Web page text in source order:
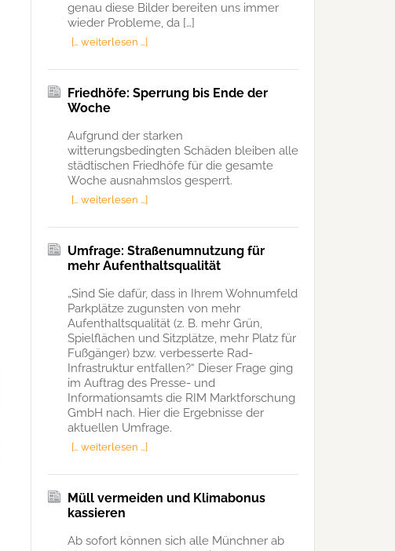
genau diese Bilder bereiten uns immer
wieder Probleme, da […]
[… weiterlesen …]
Friedhöfe: Sperrung bis Ende der
Woche
Aufgrund der starken
witterungsbedingten Schäden bleiben alle
städtischen Friedhöfe für die gesamte
Woche ausnahmslos gesperrt.
[… weiterlesen …]
Umfrage: Straßenumnutzung für
mehr Aufenthaltsqualität
„Sind Sie dafür, dass in Ihrem Wohnumfeld
Parkplätze zugunsten von mehr
Aufenthaltsqualität (z. B. mehr Grün,
Spielflächen und Sitzplätze, mehr Platz für
Fußgänger) bzw. verbesserte Rad-
Infrastruktur entfallen?“ Dieser Frage ging
im Auftrag des Presse- und
Informationsamts die RIM Marktforschung
GmbH nach. Hier die Ergebnisse der
aktuellen Umfrage.
[… weiterlesen …]
Müll vermeiden und Klimabonus
kassieren
Ab sofort können sich alle Münchner ab